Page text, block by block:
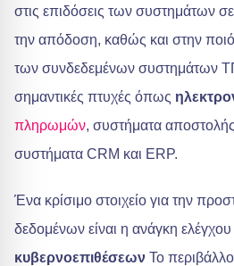
στις επιδόσεις των συστημάτων
την απόδοση, καθώς και στην
των συνδεδεμένων συστημάτων
σημαντικές πτυχές όπως
πληρωμών, συστήματα
συστήματα CRM και ERP.
Ένα κρίσιμο στοιχείο για την
δεδομένων είναι η ανάγκη ελέγχου
κυβερνοεπιθέσεων Το